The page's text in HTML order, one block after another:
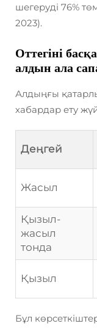
шегеруді 76%
2023).
Оттегіні
алдын ала
Алдыңғы
хабардар ету
Деңгей
Жасыл
Қызыл-
жасыл
тонда
Қызыл
Бұл